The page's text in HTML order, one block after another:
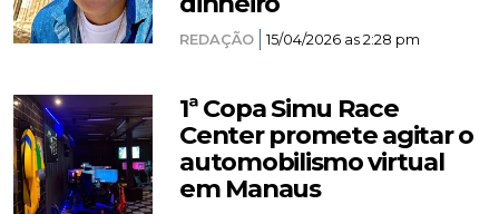
REDAÇÃO 15/04/2026 as 2:28 pm
1ª Copa Simu Race
Center promete agitar o
automobilismo virtual
em Manaus